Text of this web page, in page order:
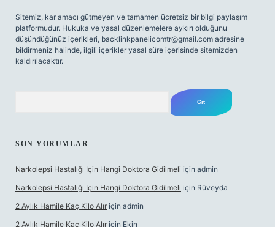
Sitemiz, kar amacı gütmeyen ve tamamen ücretsiz bir bilgi paylaşım
platformudur. Hukuka ve yasal düzenlemelere aykırı olduğunu
düşündüğünüz içerikleri, backlinkpanelicomtr@gmail.com adresine
bildirmeniz halinde, ilgili içerikler yasal süre içerisinde sitemizden
kaldırılacaktır.
SON YORUMLAR
Narkolepsi Hastalığı Için Hangi Doktora Gidilmeli için admin
Narkolepsi Hastalığı Için Hangi Doktora Gidilmeli için Rüveyda
2 Aylık Hamile Kaç Kilo Alır için admin
2 Aylık Hamile Kaç Kilo Alır için Ekin